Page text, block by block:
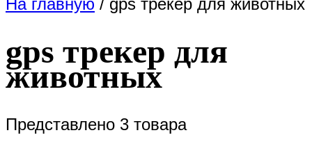
На главную / gps трекер для животных
gps трекер для
животных
Представлено 3 товара